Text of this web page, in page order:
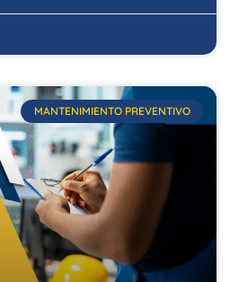
MANTENIMIENTO PREVENTIVO